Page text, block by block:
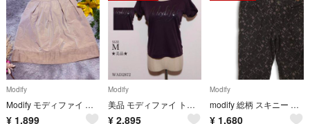
Modify
Modify モディファイ 膝丈 タックスカート ベージュ 光沢 裾切替え 38
¥ 1,899
Modify
美品 モディファイ トップス Tシャツ 半袖 無地 クルーネック ロゴプリント
¥ 2,895
Modify
modify 総柄 スキニー クロップドパンツ モノトーン 日本製 ストレッチ モディファイ きれいめ カジュアル 幾何学
¥ 1,680